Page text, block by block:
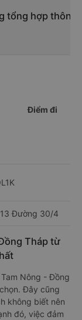
tổng hợp thông
Điểm đi
Đường 30/4
Tháp từ
Nông - Đồng
Đây cũng
không biết nên
đó, việc đảm